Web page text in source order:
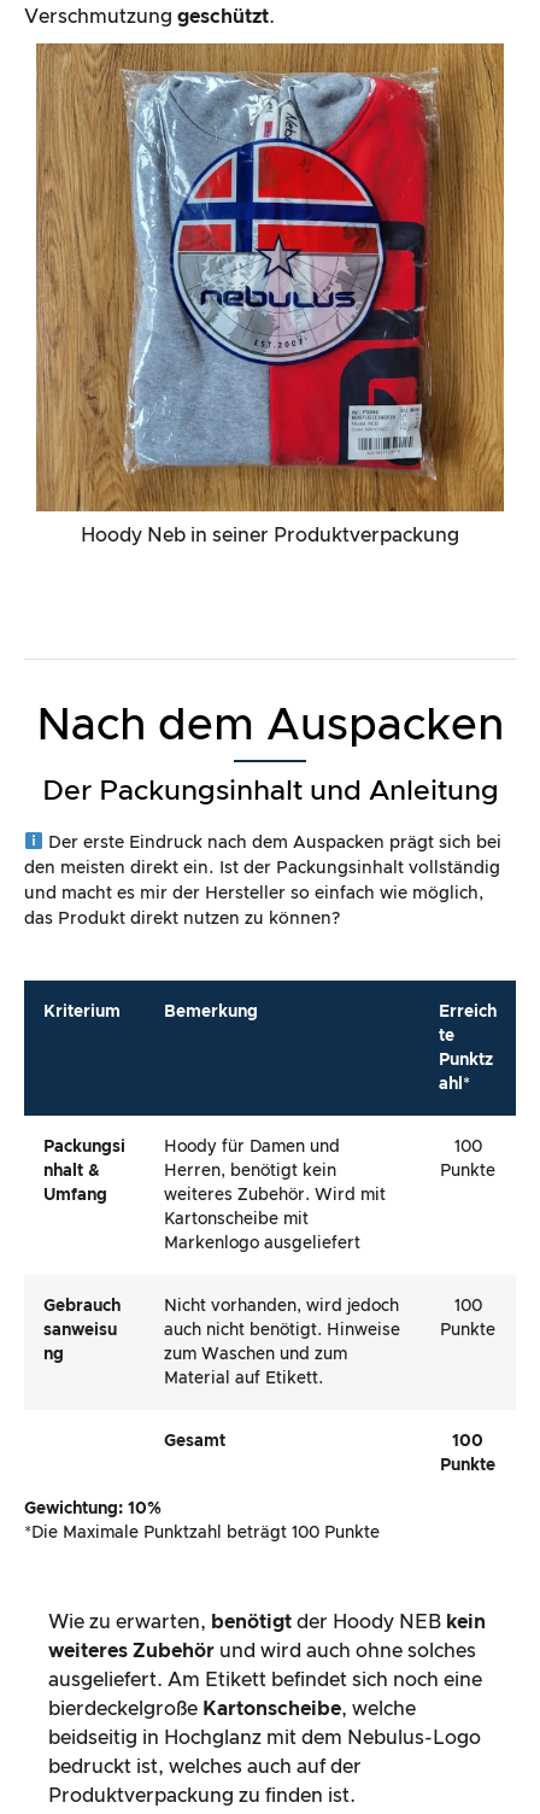
Hoody Neb in seiner Produktverpackung
Verschmutzung geschützt.
Nach dem Auspacken
Der Packungsinhalt und Anleitung
Der erste Eindruck nach dem Auspacken prägt sich bei
den meisten direkt ein. Ist der Packungsinhalt vollständig
und macht es mir der Hersteller so einfach wie möglich,
das Produkt direkt nutzen zu können?
Kriterium Bemerkung
Erreich
te
Punktz
ahl*
Packungsi
Nhalt &
Umfang
Hoody für Damen und
Herren, benötigt kein
weiteres Zubehör. Wird mit
Kartonscheibe mit
Markenlogo ausgeliefert
100
Punkte
Gebrauch
Sanweisu
Ng
Nicht vorhanden, wird jedoch
auch nicht benötigt. Hinweise
zum Waschen und zum
Material auf Etikett.
100
Punkte
Gesamt
100
Punkte
Gewichtung: 10%
*Die Maximale Punktzahl beträgt 100 Punkte
Wie zu erwarten, benötigt der Hoody NEB kein
weiteres Zubehör und wird auch ohne solches
ausgeliefert. Am Etikett befindet sich noch eine
bierdeckelgroße Kartonscheibe, welche
beidseitig in Hochglanz mit dem Nebulus-Logo
bedruckt ist, welches auch auf der
Produktverpackung zu finden ist.